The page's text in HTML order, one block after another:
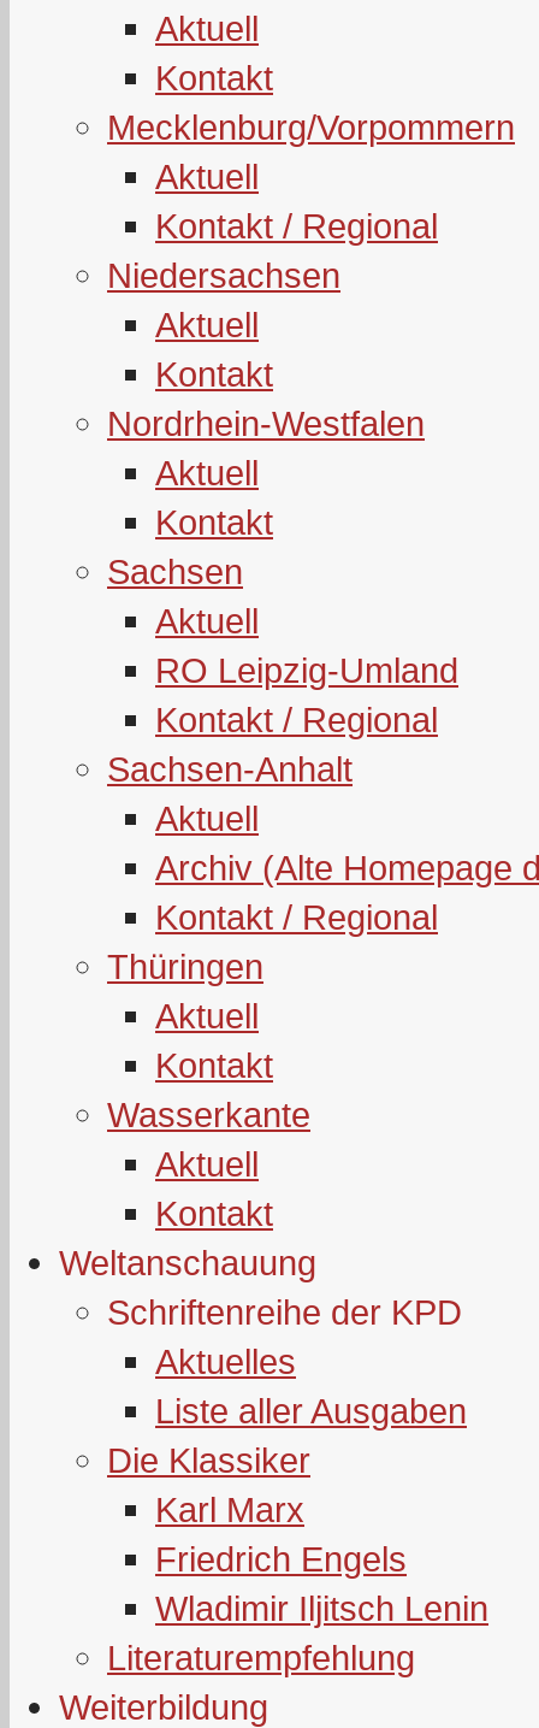
Aktuell
Kontakt
Mecklenburg/Vorpommern
Aktuell
Kontakt / Regional
Niedersachsen
Aktuell
Kontakt
Nordrhein-Westfalen
Aktuell
Kontakt
Sachsen
Aktuell
RO Leipzig-Umland
Kontakt / Regional
Sachsen-Anhalt
Aktuell
Archiv (Alte Homepage
Kontakt / Regional
Thüringen
Aktuell
Kontakt
Wasserkante
Aktuell
Kontakt
Weltanschauung
Schriftenreihe der KPD
Aktuelles
Liste aller Ausgaben
Die Klassiker
Karl Marx
Friedrich Engels
Wladimir Iljitsch Lenin
Literaturempfehlung
Weiterbildung